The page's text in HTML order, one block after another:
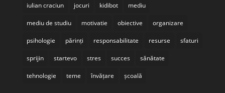
iulian craciun jocuri kidibot mediu
mediu de studiu motivatie obiective organizare
psihologie părinți responsabilitate resurse sfaturi
sprijin startevo stres succes sănătate
tehnologie teme învățare școală